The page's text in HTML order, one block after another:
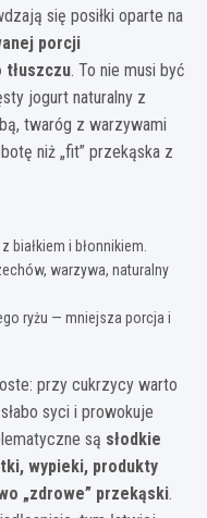
się posiłki oparte na
porcji
. To nie musi być
jogurt naturalny z
twaróg z warzywami
niż „fit” przekąska z
białkiem i błonnikiem.
warzywa, naturalny
ryżu — mniejsza porcja i
przy cukrzycy warto
syci i prowokuje
są słodkie
wypieki, produkty
„zdrowe” przekąski.